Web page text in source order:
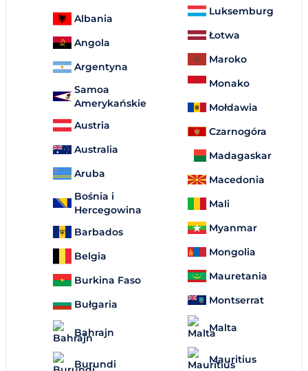
Albania
Angola
Argentyna
Samoa
Amerykańskie
Austria
Australia
Aruba
Bośnia i
Hercegowina
Barbados
Belgia
Burkina Faso
Bułgaria
Bahrajn
Burundi
Luksemburg
Łotwa
Maroko
Monako
Mołdawia
Czarnogóra
Madagaskar
Macedonia
Mali
Myanmar
Mongolia
Mauretania
Montserrat
Malta
Mauritius